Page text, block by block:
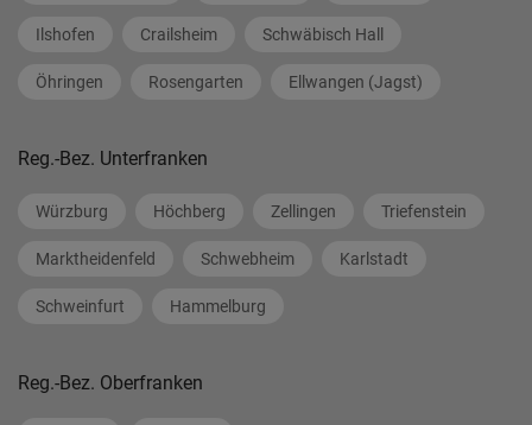
Ilshofen Crailsheim Schwäbisch Hall
Öhringen Rosengarten Ellwangen (Jagst)
Reg.-Bez. Unterfranken
Würzburg Höchberg Zellingen Triefenstein
Marktheidenfeld Schwebheim Karlstadt
Schweinfurt Hammelburg
Reg.-Bez. Oberfranken